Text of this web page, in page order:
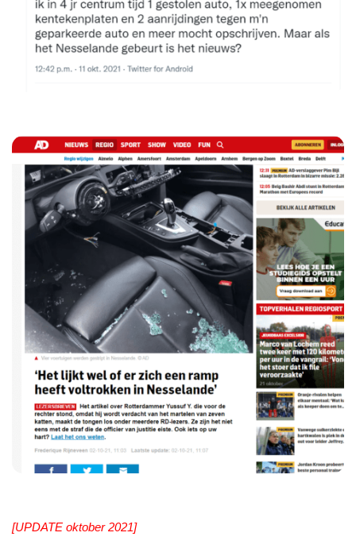
[UPDATE oktober 2021]